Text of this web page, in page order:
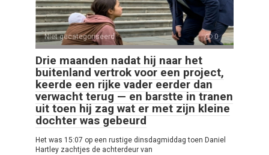
Niet gecategoriseerd 0
Drie maanden nadat hij naar het
buitenland vertrok voor een project,
keerde een rijke vader eerder dan
verwacht terug — en barstte in tranen
uit toen hij zag wat er met zijn kleine
dochter was gebeurd
Het was 15:07 op een rustige dinsdagmiddag toen Daniel
Hartley zachtjes de achterdeur van